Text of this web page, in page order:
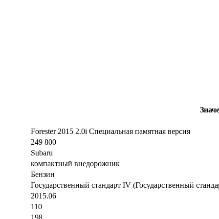
Forester 2015 2.0i Специальная памятная версия
249 800
Subaru
компактный внедорожник
Бензин
Государственный стандарт IV (Государственный
2015.06
110
198